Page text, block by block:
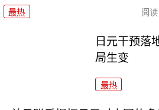
最热 阅读
日元干预落
局生变
最热